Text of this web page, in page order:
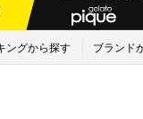
ングから探す ブランド